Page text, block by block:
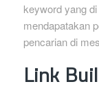
keyword yang
mendapatakan
pencarian di
Link